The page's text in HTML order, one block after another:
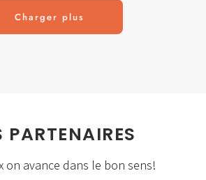
Charger plus
PARTENAIRES
on avance dans le bon sens!